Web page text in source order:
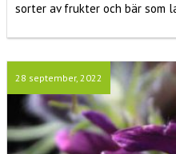
sorter av frukter och bär som
28 september, 2022